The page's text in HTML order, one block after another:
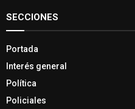
SECCIONES
Portada
Interés general
Política
Policiales